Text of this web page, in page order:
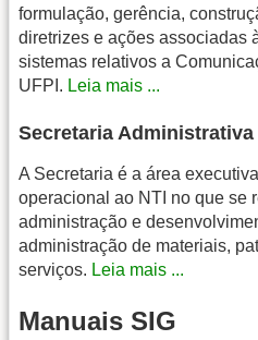
formulação, gerência,
diretrizes e ações associadas
sistemas relativos a
UFPI. Leia mais ...
Secretaria Administrativa
A Secretaria é a área
operacional ao NTI no que se
administração e
administração de materiais,
serviços. Leia mais ...
Manuais SIG